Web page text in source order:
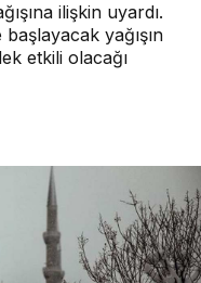
ilişkin uyardı.
yağışın
etkili olacağı